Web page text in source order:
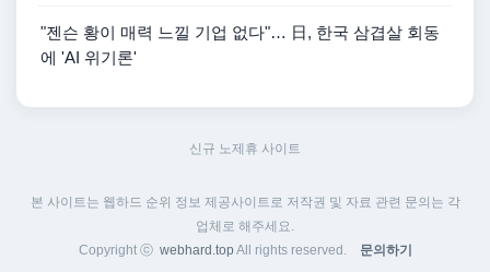
"젠슨 황이 매력 느낄 기업 없다"… 日, 한국 삼겹살 회동
에 'AI 위기론'
신규 노제휴 사이트
본 사이트는 웹하드 순위 정보 제공사이트로 저작권 및 자료 관련 문의는 각
업체로 해주세요.
Copyright ⓒ webhard.top All rights reserved. 문의하기